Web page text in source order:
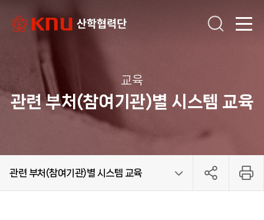
교육
관련 부처(참여기관)별 시스템 교육
관련 부처(참여기관)별 시스템 교육
기관소개
단장인사말
설립목적 및 연혁
조직도 및 담당업무
위원회
찾아오시는길
학술연구지원
교수 국내학술대회 참석 교통비 지원
국제학술대회 참가경비 지원
학술대회 개최경비 지원
국제학술연구논문 교정
학술지 논문게재료 지원
대학원생 국제학술대회 참가경비 지원
대학원생 국내학술대회 참가교통비 지원
연구소 현황
연구소 설립
학술지 검색
연구관리
연구가이드
과제공모
연구비 감사
간접비 계산
커뮤니티
공지사항
채용안내
규정 및 지침
예결산공고
자료실
문의사항
성과/홍보
교육
교육 영상
교육 안내
관련 부처(참여기관)별 시스템 교육